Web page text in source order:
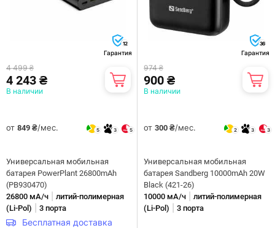
12
Гарантия
4 499 ₴
4 243 ₴
В наличии
от 849 ₴/мес. 5 3 5
Универсальная мобильная
батарея PowerPlant 26800mAh
(PB930470)
26800 мА/ч
литий-полимерная
(Li-Pol)
3 порта
Бесплатная доставка
36
Гарантия
974 ₴
900 ₴
В наличии
от 300 ₴/мес. 2 3 3
Универсальная мобильная
батарея Sandberg 10000mAh 20W
Black (421-26)
10000 мА/ч
литий-полимерная
(Li-Pol)
3 порта